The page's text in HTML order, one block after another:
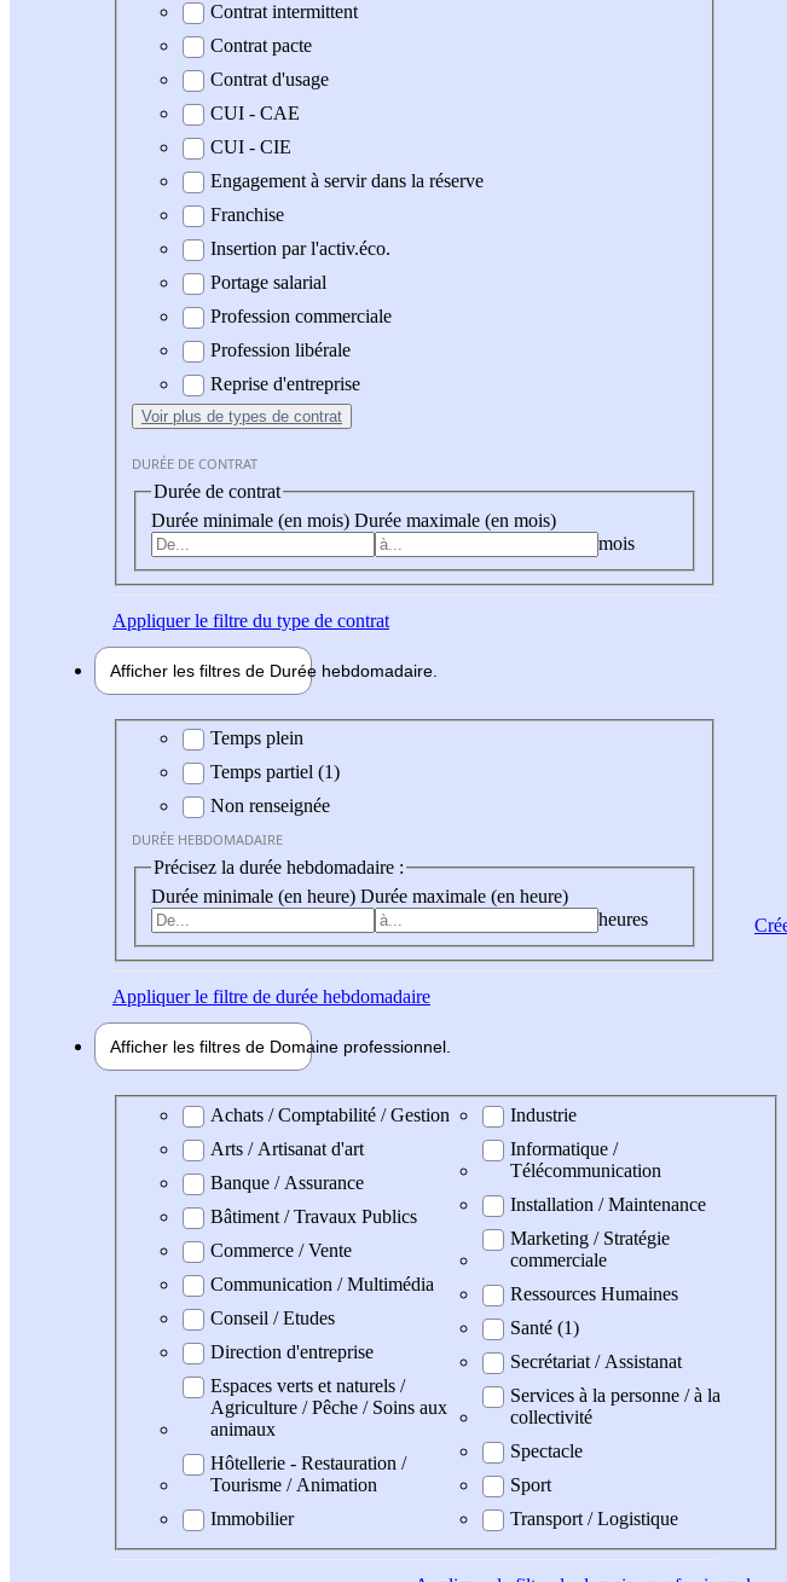
Contrat intermittent
Contrat pacte
Contrat d'usage
CUI - CAE
CUI - CIE
Engagement à servir dans la réserve
Franchise
Insertion par l'activ.éco.
Portage salarial
Profession commerciale
Profession libérale
Reprise d'entreprise
Voir plus de types de contrat
DURÉE DE CONTRAT
Durée de contrat
Durée minimale (en mois) Durée maximale (en mois)
mois
Appliquerle filtre du type de contrat
Afficher les filtres de Durée hebdomadaire
Durée hebdomadaire
Temps plein
Temps partiel (1)
Non renseignée
DURÉE HEBDOMADAIRE
Précisez la durée hebdomadaire :
Durée minimale (en heure) Durée maximale (en heure)
heures
Appliquerle filtre de durée hebdomadaire
Afficher les filtres de Domaine professionnel
Domaine professionel
Achats / Comptabilité / Gestion
Arts / Artisanat d'art
Banque / Assurance
Bâtiment / Travaux Publics
Commerce / Vente
Communication / Multimédia
Conseil / Etudes
Direction d'entreprise
Espaces verts et naturels /
Agriculture / Pêche / Soins aux
animaux
Hôtellerie - Restauration /
Tourisme / Animation
Immobilier
Industrie
Informatique /
Télécommunication
Installation / Maintenance
Marketing / Stratégie
commerciale
Ressources Humaines
Santé (1)
Secrétariat / Assistanat
Services à la personne / à la
collectivité
Spectacle
Sport
Transport / Logistique